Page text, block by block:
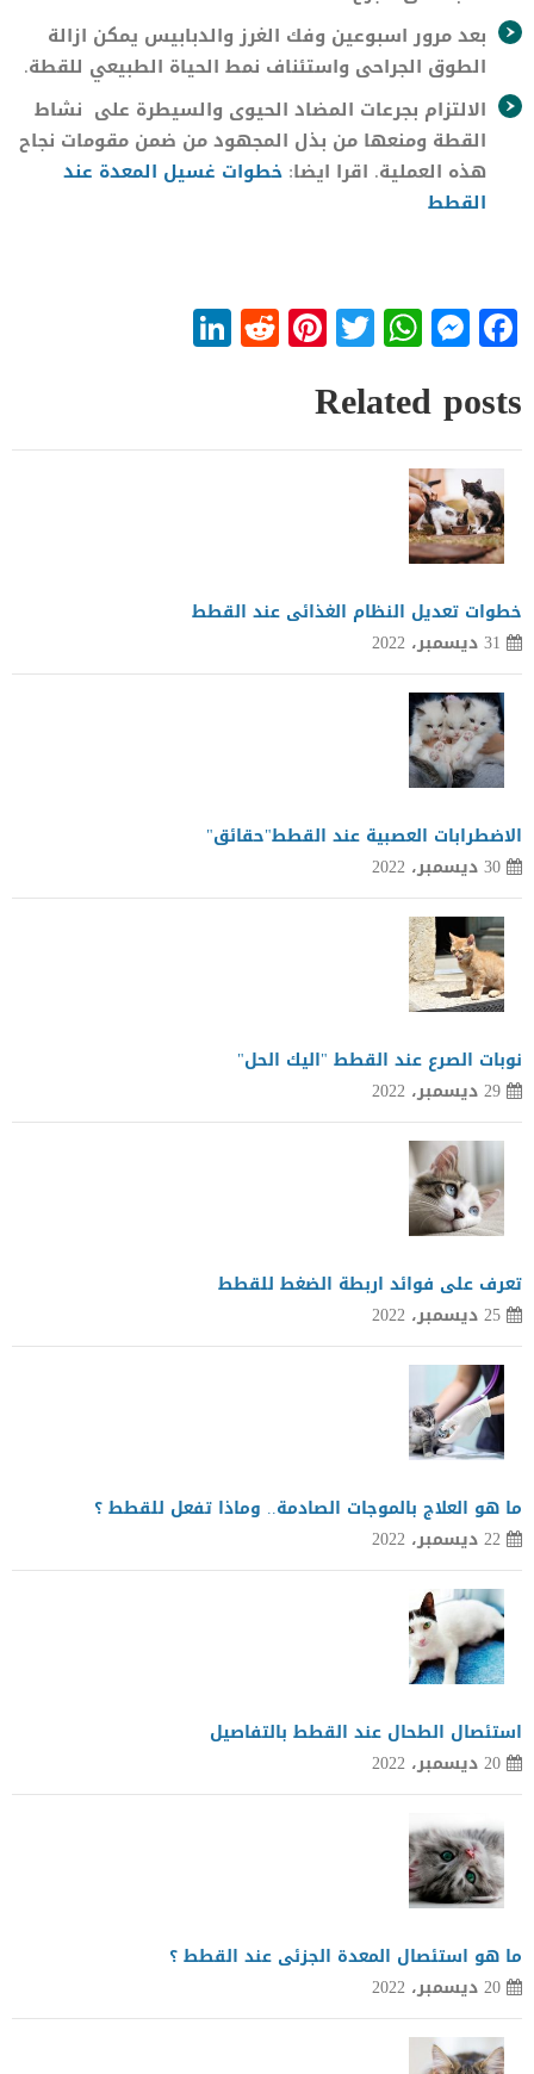
بعد مرور اسبوعين وفك الغرز والدبابيس يمكن ازالة
الطوق الجراحى واستئناف نمط الحياة الطبيعي للقطة.
الالتزام بجرعات المضاد الحيوى والسيطرة على نشاط
القطة ومنعها من بذل المجهود من ضمن مقومات نجاح
هذه العملية. اقرا ايضا: خطوات غسيل المعدة عند
القطط
Facebook
Messenger
WhatsApp
Twitter
Pinterest
Reddit
Related posts
خطوات تعديل النظام الغذائى عند القطط
31 ديسمبر، 2022
الاضطرابات العصبية عند القطط"حقائق"
30 ديسمبر، 2022
نوبات الصرع عند القطط "اليك الحل"
29 ديسمبر، 2022
تعرف على فوائد اربطة الضغط للقطط
25 ديسمبر، 2022
ما هو العلاج بالموجات الصادمة.. وماذا تفعل للقطط ؟
22 ديسمبر، 2022
استئصال الطحال عند القطط بالتفاصيل
20 ديسمبر، 2022
ما هو استئصال المعدة الجزئى عند القطط ؟
20 ديسمبر، 2022